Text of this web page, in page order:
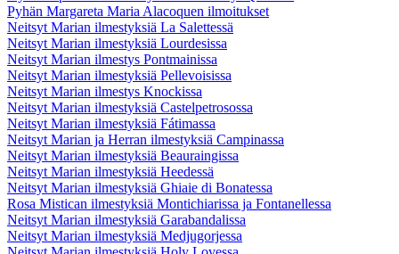
Pyhän Margareta Maria Alacoquen ilmoitukset
Neitsyt Marian ilmestyksiä La Salettessä
Neitsyt Marian ilmestyksiä Lourdesissa
Neitsyt Marian ilmestys Pontmainissa
Neitsyt Marian ilmestyksiä Pellevoisissa
Neitsyt Marian ilmestys Knockissa
Neitsyt Marian ilmestyksiä Castelpetrosossa
Neitsyt Marian ilmestyksiä Fátimassa
Neitsyt Marian ja Herran ilmestyksiä Campinassa
Neitsyt Marian ilmestyksiä Beauraingissa
Neitsyt Marian ilmestyksiä Heedessä
Neitsyt Marian ilmestyksiä Ghiaie di Bonatessa
Rosa Mistican ilmestyksiä Montichiarissa ja Fontanellessa
Neitsyt Marian ilmestyksiä Garabandalissa
Neitsyt Marian ilmestyksiä Medjugorjessa